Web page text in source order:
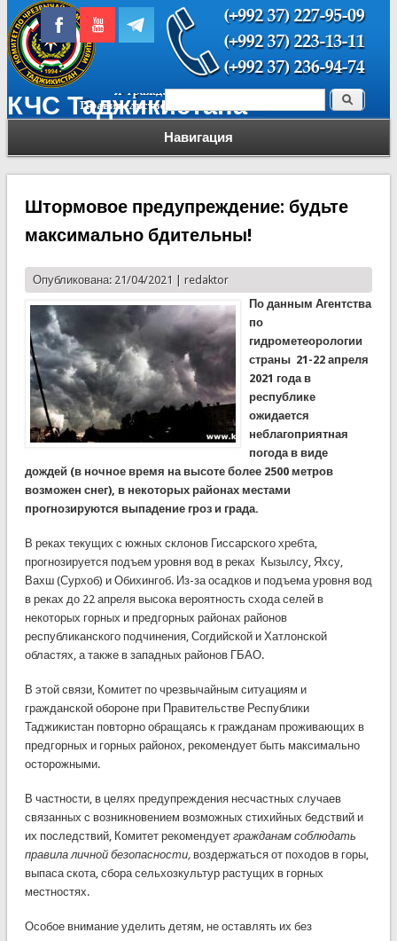
КЧС Таджикистана
Навигация
Форма поиска Поиск
Штормовое предупреждение: будьте
максимально бдительны!
Опубликована: 21/04/2021 | redaktor
По данным Агентства
по
гидрометеорологии
страны 21-22 апреля
2021 года в
республике
ожидается
неблагоприятная
погода в виде
дождей (в ночное время на высоте более 2500 метров
возможен снег), в некоторых районах местами
прогнозируются выпадение гроз и града.
В реках текущих с южных склонов Гиссарского хребта,
прогнозируется подъем уровня вод в реках Кызылсу, Яхсу,
Вахш (Сурхоб) и Обихингоб. Из-за осадков и подъема уровня вод
в реках до 22 апреля высока вероятность схода селей в
некоторых горных и предгорных районах районов
республиканского подчинения, Согдийской и Хатлонской
областях, а также в западных районов ГБАО.
В этой связи, Комитет по чрезвычайным ситуациям и
гражданской обороне при Правительстве Республики
Таджикистан повторно обращаясь к гражданам проживающих в
предгорных и горных районох, рекомендует быть максимально
осторожными.
В частности, в целях предупреждения несчастных случаев
связанных с возникновением возможных стихийных бедствий и
их последствий, Комитет рекомендуетгражданам соблюдать
правила личной безопасности, воздержаться от походов в горы,
выпаса скота, сбора сельхозкультур растущих в горных
местностях.
Особое внимание уделить детям, не оставлять их без